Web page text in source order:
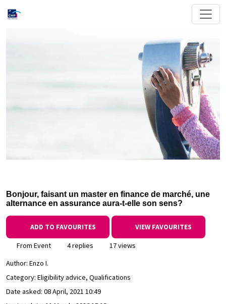
Bonjour, faisant un master en finance de marché, une
alternance en assurance aura-t-elle son sens?
ADD TO FAVOURITES VIEW FAVOURITES
From Event 4 replies
17 views
Author: Enzo I.
Category: Eligibility advice, Qualifications
Date asked: 08 April, 2021 10:49